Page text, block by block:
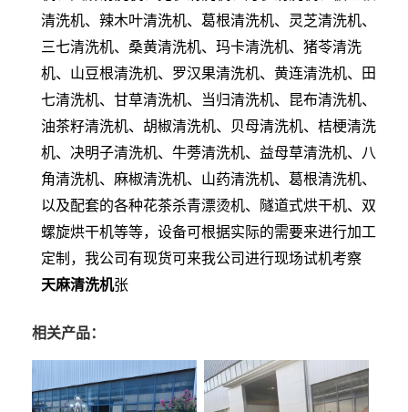
清洗机、辣木叶清洗机、葛根清洗机、灵芝清洗机、
三七清洗机、桑黄清洗机、玛卡清洗机、猪苓清洗
机、山豆根清洗机、罗汉果清洗机、黄连清洗机、田
七清洗机、甘草清洗机、当归清洗机、昆布清洗机、
油茶籽清洗机、胡椒清洗机、贝母清洗机、桔梗清洗
机、决明子清洗机、牛蒡清洗机、益母草清洗机、八
角清洗机、麻椒清洗机、山药清洗机、葛根清洗机、
以及配套的各种花茶杀青漂烫机、隧道式烘干机、双
螺旋烘干机等等，设备可根据实际的需要来进行加工
定制，我公司有现货可来我公司进行现场试机考察
天麻清洗机张
相关产品：